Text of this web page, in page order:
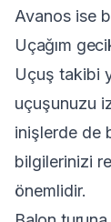
Avanos ise
Uçağım
Uçuş takibi
uçuşunuzu
inişlerde de
bilgilerinizi
önemlidir.